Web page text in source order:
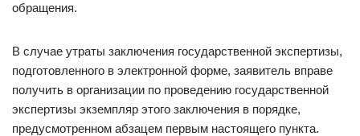
обращения.
В случае утраты заключения государственной экспертизы,
подготовленного в электронной форме, заявитель вправе
получить в организации по проведению государственной
экспертизы экземпляр этого заключения в порядке,
предусмотренном абзацем первым настоящего пункта.